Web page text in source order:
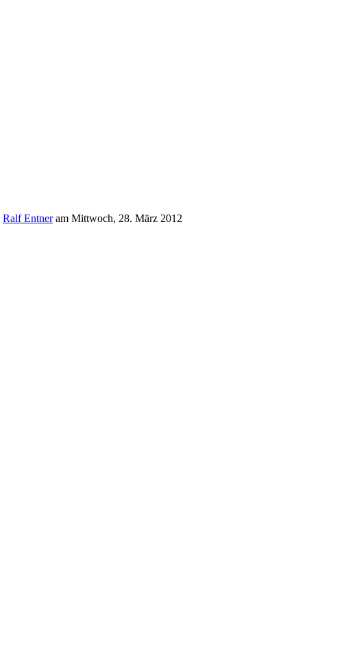
Ralf Entneram Mittwoch, 28. März 2012